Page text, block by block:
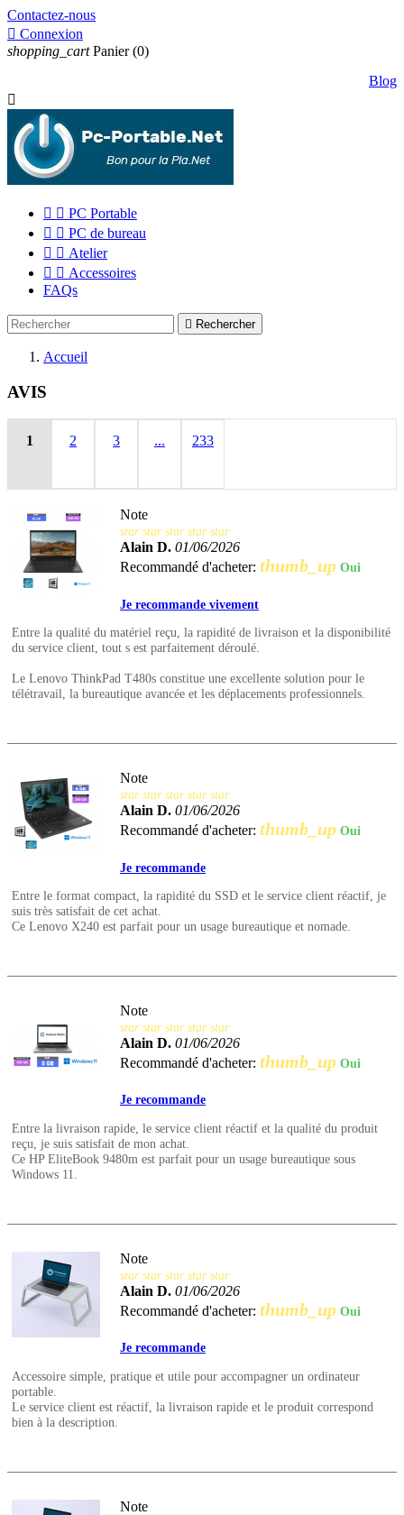
Contactez-nous
 Connexion
shopping_cart Panier (0)
Blog

  PC Portable
  PC de bureau
  Atelier
  Accessoires
FAQs
 Rechercher
Accueil
AVIS
1 2 3 ... 233
Note
star star star star star
Alain D. 01/06/2026
Recommandé d'acheter: thumb_up Oui
Je recommande vivement
Entre la qualité du matériel reçu, la rapidité de livraison et la disponibilité
du service client, tout s est parfaitement déroulé.
Le Lenovo ThinkPad T480s constitue une excellente solution pour le
télétravail, la bureautique avancée et les déplacements professionnels.
Note
star star star star star
Alain D. 01/06/2026
Recommandé d'acheter: thumb_up Oui
Je recommande
Entre le format compact, la rapidité du SSD et le service client réactif, je
suis très satisfait de cet achat.
Ce Lenovo X240 est parfait pour un usage bureautique et nomade.
Note
star star star star star
Alain D. 01/06/2026
Recommandé d'acheter: thumb_up Oui
Je recommande
Entre la livraison rapide, le service client réactif et la qualité du produit
reçu, je suis satisfait de mon achat.
Ce HP EliteBook 9480m est parfait pour un usage bureautique sous
Windows 11.
Note
star star star star star
Alain D. 01/06/2026
Recommandé d'acheter: thumb_up Oui
Je recommande
Accessoire simple, pratique et utile pour accompagner un ordinateur
portable.
Le service client est réactif, la livraison rapide et le produit correspond
bien à la description.
Note